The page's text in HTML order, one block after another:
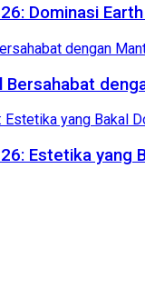
Dominasi
Bersahabat
Estetika yang